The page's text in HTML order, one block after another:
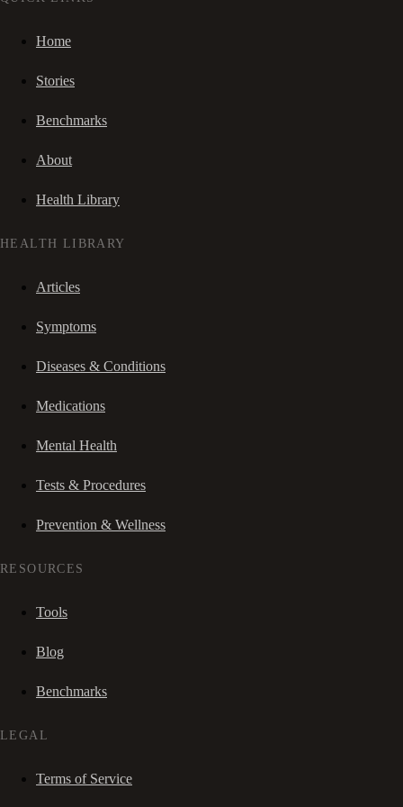
Home
Stories
Benchmarks
About
Health Library
HEALTH LIBRARY
Articles
Symptoms
Diseases & Conditions
Medications
Mental Health
Tests & Procedures
Prevention & Wellness
RESOURCES
Tools
Blog
Benchmarks
LEGAL
Terms of Service